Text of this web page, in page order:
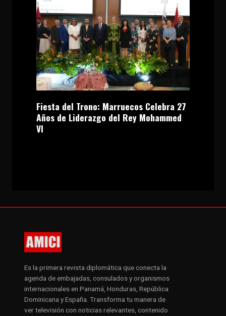
Fiesta del Trono: Marruecos Celebra 27
Años de Liderazgo del Rey Mohammed
VI
Es la primera revista diplomática que conecta la
agenda de embajadas, consulados y organismos
internacionales en Panamá, Honduras, República
Dominicana y España. Transforma tu manera de
ver televisión con noticias relevantes, contenido